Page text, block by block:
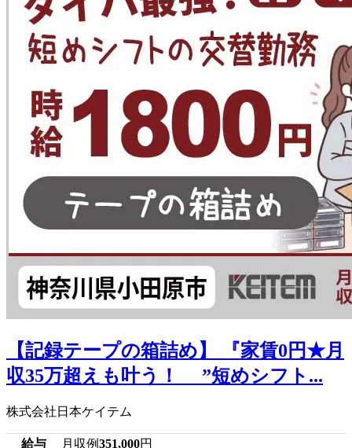
【記録テープの箱詰め】 『家賃0円★月
収35万超えも叶う！ ”短めシフト...
株式会社日本ケイテム
給与 月収例351,000円